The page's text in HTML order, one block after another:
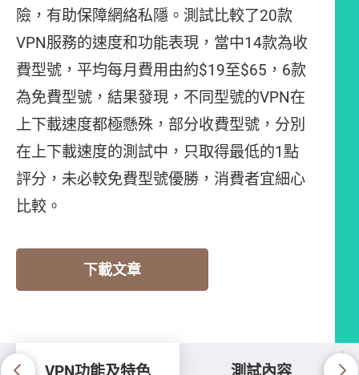
險，有助保障網絡私隱。測試比較了20款
VPN服務的速度和功能表現，當中14款為收
費型號，平均每月費用由約$19至$65，6款
為免費型號，結果發現，不同型號的VPN在
上下載速度都極懸殊，部分收費型號，分別
在上下載速度的測試中，只取得最低的1點
評分，未必較免費型號優勝，消費者宜細心
比較。
下載文章
VPN功能及特色 測試內容